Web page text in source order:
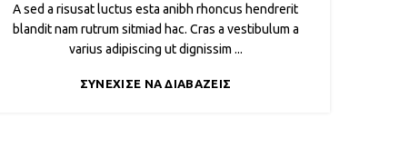
A sed a risusat luctus esta anibh rhoncus hendrerit
blandit nam rutrum sitmiad hac. Cras a vestibulum a
varius adipiscing ut dignissim ...
ΣΥΝΈΧΙΣΕ ΝΑ ΔΙΑΒΆΖΕΙΣ